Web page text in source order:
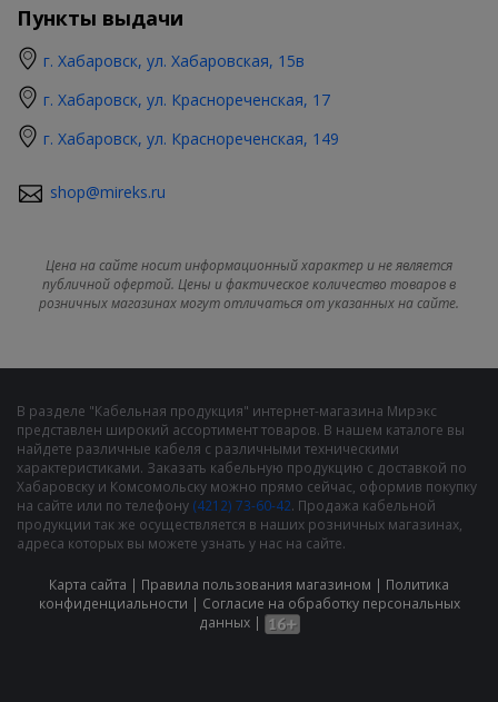
Пункты выдачи
г. Хабаровск, ул. Хабаровская, 15в
г. Хабаровск, ул. Краснореченская, 17
г. Хабаровск, ул. Краснореченская, 149
shop@mireks.ru
Цена на сайте носит информационный характер и не является
публичной офертой. Цены и фактическое количество товаров в
розничных магазинах могут отличаться от указанных на сайте.
В разделе "Кабельная продукция" интернет-магазина Мирэкс
представлен широкий ассортимент товаров. В нашем каталоге вы
найдете различные кабеля с различными техническими
характеристиками. Заказать кабельную продукцию с доставкой по
Хабаровску и Комсомольску можно прямо сейчас, оформив покупку
на сайте или по телефону (4212) 73-60-42. Продажа кабельной
продукции так же осуществляется в наших розничных магазинах,
адреса которых вы можете узнать у нас на сайте.
Карта сайта | Правила пользования магазином | Политика
конфиденциальности | Cогласие на обработку персональных
данных|